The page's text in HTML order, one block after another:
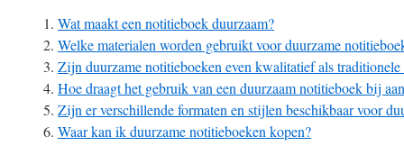
Wat maakt een notitieboek duurzaam?
Welke materialen worden gebruikt voor duurzame
Zijn duurzame notitieboeken even kwalitatief als
Hoe draagt het gebruik van een duurzaam notitieboek bij
Zijn er verschillende formaten en stijlen beschikbaar voor
Waar kan ik duurzame notitieboeken kopen?